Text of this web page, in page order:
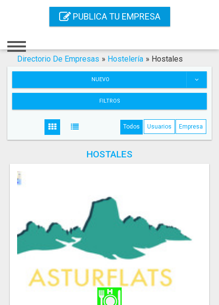
PUBLICA TU EMPRESA
Registro
Servicios SEO
Directorio De Empresas » Hostelería » Hostales
NUEVO
FILTROS
Todos Usuarios Empresa
HOSTALES